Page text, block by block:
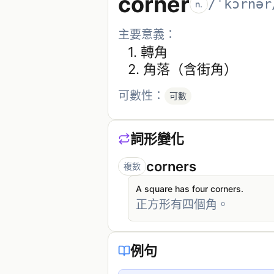
n. /
主要意義：
1. 轉角
2. 角落（含街角）
可數性： 可數
詞形變化
複數 corners
A square has four corners.
正方形有四個角。
例句